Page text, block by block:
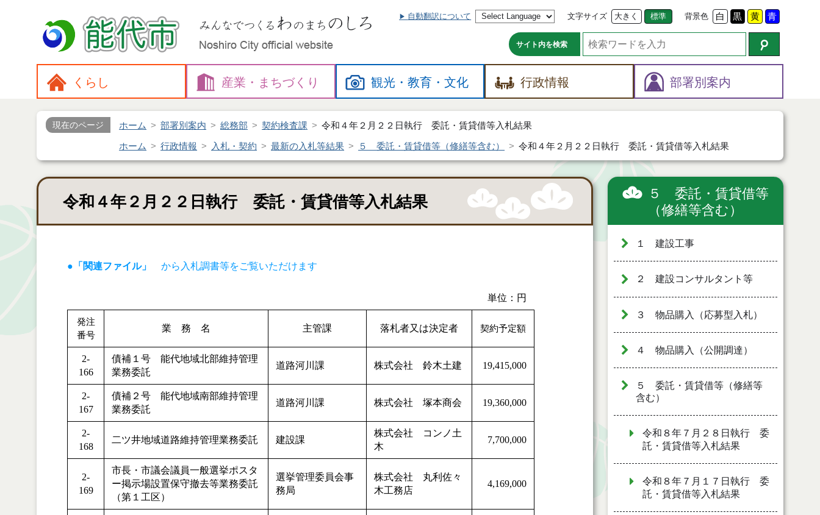
自動翻訳について 文字サイズ 大きく 標準 背景色 白 黒 黄 青
サイト内を検索
くらし 産業・ まちづくり 観光・教育・文化 行政情報 部署別案内
現在のページ ホーム 部署別案内 総務部 契約検査課 令和４年２月２２日執行 委託・賃貸借等入札結果
ホーム 行政情報 入札・契約 最新の入札等結果 ５ 委託・賃貸借等（修繕等含む） 令和４年２月２２日執行 委託・賃貸借等入札結果
令和４年２月２２日執行 委託・賃貸借等入札結果
●「関連ファイル」 から入札調書等をご覧いただけます
単位：円
発注
番号
業 務 名 主管課 落札者又は決定者 契約予定額
2-
166
債補１号 能代地域北部維持管理
業務委託
道路河川課 株式会社 鈴木土建 19,415,000
2-
167
債補２号 能代地域南部維持管理
業務委託
道路河川課 株式会社 塚本商会 19,360,000
2-
168
二ツ井地域道路維持管理業務委託 建設課
株式会社 コンノ土
木
7,700,000
2-
169
市長・市議会議員一般選挙ポスタ
ー掲示場設置保守撤去等業務委託
（第１工区）
選挙管理委員会事
務局
株式会社 丸利佐々
木工務店
4,169,000
５ 委託・賃貸借等
（修繕等含む）
１ 建設工事
２ 建設コンサルタント等
３ 物品購入（応募型入札）
４ 物品購入（公開調達）
５ 委託・賃貸借等（修繕等
含む）
令和８年７月２８日執行 委
託・賃貸借等入札結果
令和８年７月１７日執行 委
託・賃貸借等入札結果